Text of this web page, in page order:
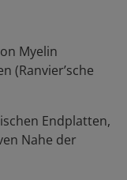
Myelin
(Ranvier’sche
Endplatten,
Nahe der